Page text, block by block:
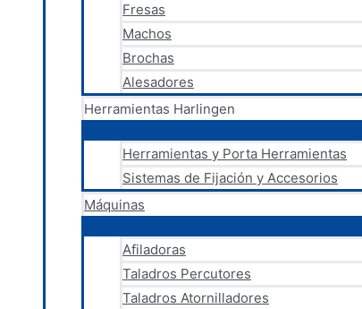
Fresas
Machos
Brochas
Alesadores
Herramientas Harlingen
Herramientas y Porta Herramientas
Sistemas de Fijación y Accesorios
Máquinas
Afiladoras
Taladros Percutores
Taladros Atornilladores